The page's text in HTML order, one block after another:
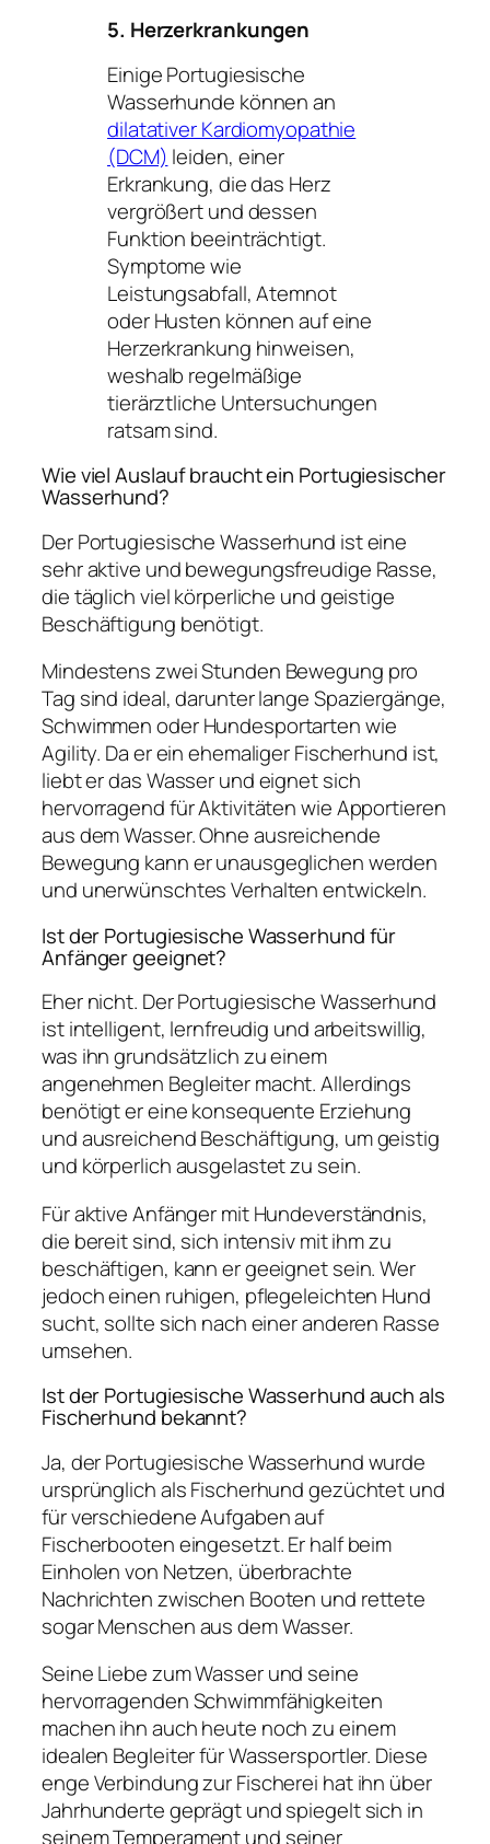
5. Herzerkrankungen
Einige Portugiesische
Wasserhunde können an
dilatativer Kardiomyopathie
(DCM) leiden, einer
Erkrankung, die das Herz
vergrößert und dessen
Funktion beeinträchtigt.
Symptome wie
Leistungsabfall, Atemnot
oder Husten können auf eine
Herzerkrankung hinweisen,
weshalb regelmäßige
tierärztliche Untersuchungen
ratsam sind.
Wie viel Auslauf braucht ein Portugiesischer
Wasserhund?
Der Portugiesische Wasserhund ist eine
sehr aktive und bewegungsfreudige Rasse,
die täglich viel körperliche und geistige
Beschäftigung benötigt.
Mindestens zwei Stunden Bewegung pro
Tag sind ideal, darunter lange Spaziergänge,
Schwimmen oder Hundesportarten wie
Agility. Da er ein ehemaliger Fischerhund ist,
liebt er das Wasser und eignet sich
hervorragend für Aktivitäten wie Apportieren
aus dem Wasser. Ohne ausreichende
Bewegung kann er unausgeglichen werden
und unerwünschtes Verhalten entwickeln.
Ist der Portugiesische Wasserhund für
Anfänger geeignet?
Eher nicht. Der Portugiesische Wasserhund
ist intelligent, lernfreudig und arbeitswillig,
was ihn grundsätzlich zu einem
angenehmen Begleiter macht. Allerdings
benötigt er eine konsequente Erziehung
und ausreichend Beschäftigung, um geistig
und körperlich ausgelastet zu sein.
Für aktive Anfänger mit Hundeverständnis,
die bereit sind, sich intensiv mit ihm zu
beschäftigen, kann er geeignet sein. Wer
jedoch einen ruhigen, pflegeleichten Hund
sucht, sollte sich nach einer anderen Rasse
umsehen.
Ist der Portugiesische Wasserhund auch als
Fischerhund bekannt?
Ja, der Portugiesische Wasserhund wurde
ursprünglich als Fischerhund gezüchtet und
für verschiedene Aufgaben auf
Fischerbooten eingesetzt. Er half beim
Einholen von Netzen, überbrachte
Nachrichten zwischen Booten und rettete
sogar Menschen aus dem Wasser.
Seine Liebe zum Wasser und seine
hervorragenden Schwimmfähigkeiten
machen ihn auch heute noch zu einem
idealen Begleiter für Wassersportler. Diese
enge Verbindung zur Fischerei hat ihn über
Jahrhunderte geprägt und spiegelt sich in
seinem Temperament und seiner